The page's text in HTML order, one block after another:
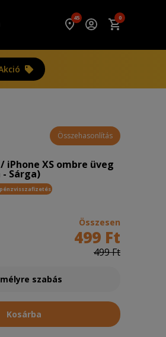
45 0
Összehasonlítás
iPhone XS ombre üveg
Sárga)
pénzvisszafizetés
Összesen
499 Ft
499 Ft
szabás
Kosárba